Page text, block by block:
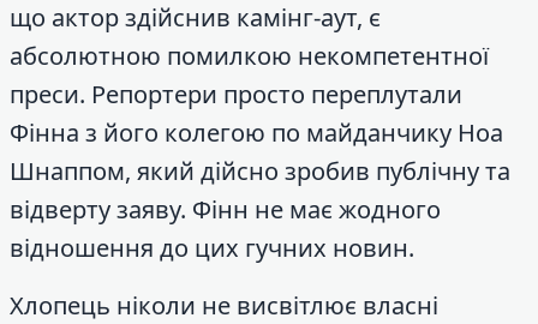
що актор здійснив камінг-аут, є
абсолютною помилкою некомпетентної
преси. Репортери просто переплутали
Фінна з його колегою по майданчику Ноа
Шнаппом, який дійсно зробив публічну та
відверту заяву. Фінн не має жодного
відношення до цих гучних новин.
Хлопець ніколи не висвітлює власні